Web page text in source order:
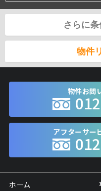
さらに
物件
物件お問
アフターサー
ホーム